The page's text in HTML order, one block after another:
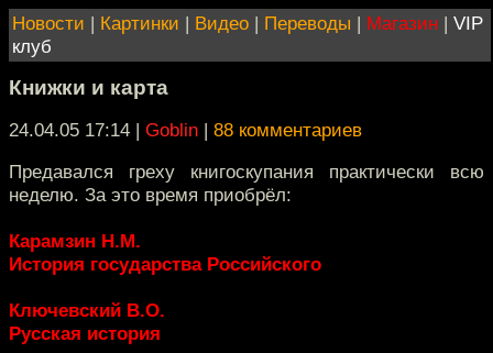
Новости | Картинки | Видео | Переводы | Магазин | VIP
клуб
Книжки и карта
24.04.05 17:14 | Goblin | 88 комментариев
Предавался греху книгоскупания практически всю
неделю. За это время приобрёл:
Карамзин Н.М.
История государства Российского
Ключевский В.О.
Русская история